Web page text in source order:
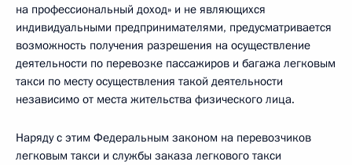
на профессиональный доход» и не являющихся
индивидуальными предпринимателями, предусматривается
возможность получения разрешения на осуществление
деятельности по перевозке пассажиров и багажа легковым
такси по месту осуществления такой деятельности
независимо от места жительства физического лица.
Наряду с этим Федеральным законом на перевозчиков
легковым такси и службы заказа легкового такси